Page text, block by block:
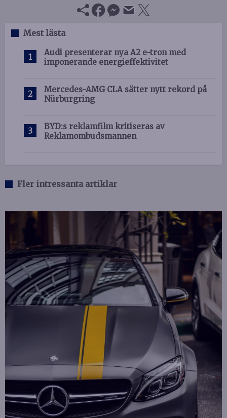
Mest lästa
Audi presenterar nya A2 e-tron med
imponerande energieffektivitet
Mercedes-AMG CLA sätter nytt rekord på
Nürburgring
BYD:s reklamfilm kritiseras av
Reklamombudsmannen
Fler intressanta artiklar